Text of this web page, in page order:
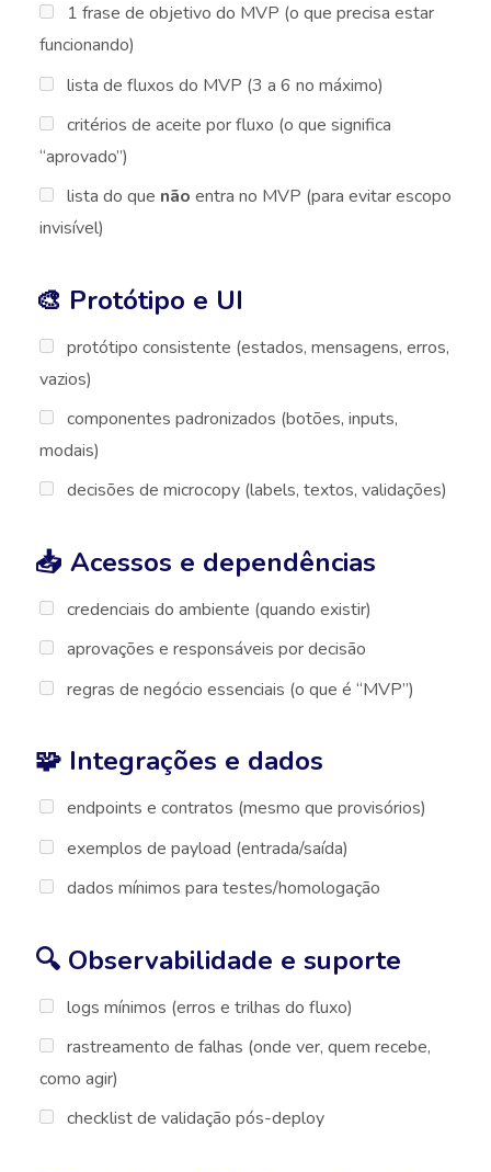
1 frase de objetivo do MVP (o que precisa estar
funcionando)
lista de fluxos do MVP (3 a 6 no máximo)
critérios de aceite por fluxo (o que significa
“aprovado”)
lista do que não entra no MVP (para evitar escopo
invisível)
🎨 Protótipo e UI
protótipo consistente (estados, mensagens, erros,
vazios)
componentes padronizados (botões, inputs,
modais)
decisões de microcopy (labels, textos, validações)
📥 Acessos e dependências
credenciais do ambiente (quando existir)
aprovações e responsáveis por decisão
regras de negócio essenciais (o que é “MVP”)
🧩 Integrações e dados
endpoints e contratos (mesmo que provisórios)
exemplos de payload (entrada/saída)
dados mínimos para testes/homologação
🔍 Observabilidade e suporte
logs mínimos (erros e trilhas do fluxo)
rastreamento de falhas (onde ver, quem recebe,
como agir)
checklist de validação pós-deploy